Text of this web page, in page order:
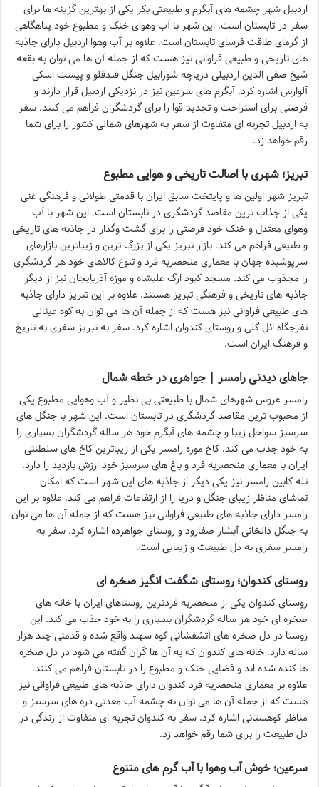
اردبیل شهر چشمه های آبگرم و طبیعتی بکر یکی از بهترین گزینه ها برای
سفر در تابستان است. این شهر با آب وهوای خنک و مطبوع خود پناهگاهی
از گرمای طاقت فرسای تابستان است. علاوه بر آب وهوا اردبیل دارای جاذبه
های تاریخی و طبیعی فراوانی نیز هست که از جمله آن ها می توان به بقعه
شیخ صفی الدین اردبیلی دریاچه شورابیل جنگل فندقلو و پیست اسکی
آلوارس اشاره کرد. آبگرم های سرعین نیز در نزدیکی اردبیل قرار دارند و
فرصتی برای استراحت و تجدید قوا را برای گردشگران فراهم می کنند. سفر
به اردبیل تجربه ای متفاوت از سفر به شهرهای شمالی کشور را برای شما
رقم خواهد زد.
تبریز؛ شهری با اصالت تاریخی و هوایی مطبوع
تبریز شهر اولین ها و پایتخت سابق ایران با قدمتی طولانی و فرهنگی غنی
یکی از جذاب ترین مقاصد گردشگری در تابستان است. این شهر با آب
وهوای معتدل و خنک خود فرصتی را برای گشت وگذار در جاذبه های تاریخی
و طبیعی فراهم می کند. بازار تبریز یکی از بزرگ ترین و زیباترین بازارهای
سرپوشیده جهان با معماری منحصربه فرد و تنوع کالاهای خود هر گردشگری
را مجذوب می کند. مسجد کبود ارگ علیشاه و موزه آذربایجان نیز از دیگر
جاذبه های تاریخی و فرهنگی تبریز هستند. علاوه بر این تبریز دارای جاذبه
های طبیعی فراوانی نیز هست که از جمله آن ها می توان به کوه عینالی
تفرجگاه ائل گلی و روستای کندوان اشاره کرد. سفر به تبریز سفری به تاریخ
و فرهنگ ایران است.
جاهای دیدنی رامسر | جواهری در خطه شمال
رامسر عروس شهرهای شمال با طبیعتی بی نظیر و آب وهوایی مطبوع یکی
از محبوب ترین مقاصد گردشگری در تابستان است. این شهر با جنگل های
سرسبز سواحل زیبا و چشمه های آبگرم خود هر ساله گردشگران بسیاری را
به خود جذب می کند. کاخ موزه رامسر یکی از زیباترین کاخ های سلطنتی
ایران با معماری منحصربه فرد و باغ های سرسبز خود ارزش بازدید را دارد.
تله کابین رامسر نیز یکی دیگر از جاذبه های این شهر است که امکان
تماشای مناظر زیبای جنگل و دریا را از ارتفاعات فراهم می کند. علاوه بر این
رامسر دارای جاذبه های طبیعی فراوانی نیز هست که از جمله آن ها می توان
به جنگل دالخانی آبشار صفارود و روستای جواهرده اشاره کرد. سفر به
رامسر سفری به دل طبیعت و زیبایی است.
روستای کندوان؛ روستای شگفت انگیز صخره ای
روستای کندوان یکی از منحصربه فردترین روستاهای ایران با خانه های
صخره ای خود هر ساله گردشگران بسیاری را به خود جذب می کند. این
روستا در دل صخره های آتشفشانی کوه سهند واقع شده و قدمتی چند هزار
ساله دارد. خانه های کندوان که به آن ها کَران گفته می شود در دل صخره
ها کنده شده اند و فضایی خنک و مطبوع را در تابستان فراهم می کنند.
علاوه بر معماری منحصربه فرد کندوان دارای جاذبه های طبیعی فراوانی نیز
هست که از جمله آن ها می توان به چشمه آب معدنی دره های سرسبز و
مناظر کوهستانی اشاره کرد. سفر به کندوان تجربه ای متفاوت از زندگی در
دل طبیعت را برای شما رقم خواهد زد.
سرعین؛ خوش آب وهوا با آب گرم های متنوع